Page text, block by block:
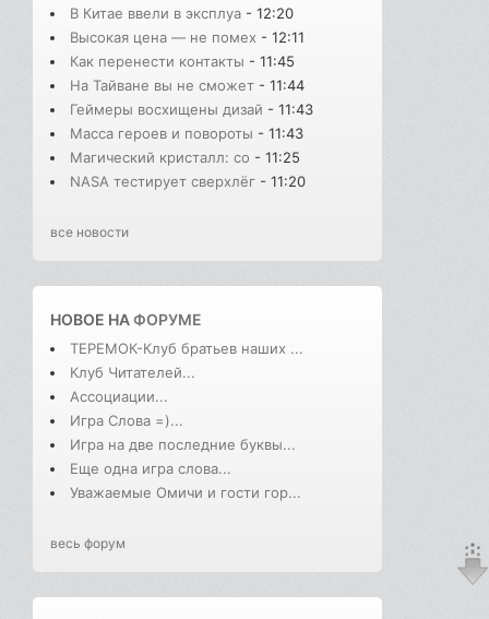
В Китае ввели в эксплуа - 12:20
Высокая цена — не помех - 12:11
Как перенести контакты - 11:45
На Тайване вы не сможет - 11:44
Геймеры восхищены дизай - 11:43
Масса героев и повороты - 11:43
Магический кристалл: со - 11:25
NASA тестирует сверхлёг - 11:20
все новости
НОВОЕ НАФОРУМЕ
ТЕРЕМОК-Клуб братьев наших ...
Клуб Читателей...
Ассоциации...
Игра Слова =)...
Игра на две последние буквы...
Еще одна игра слова...
Уважаемые Омичи и гости гор...
весь форум